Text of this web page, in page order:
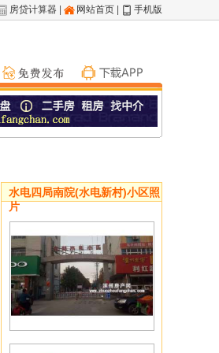
房贷计算器 网站首页 手机版
水电四局南院(水电新村)小区照
片